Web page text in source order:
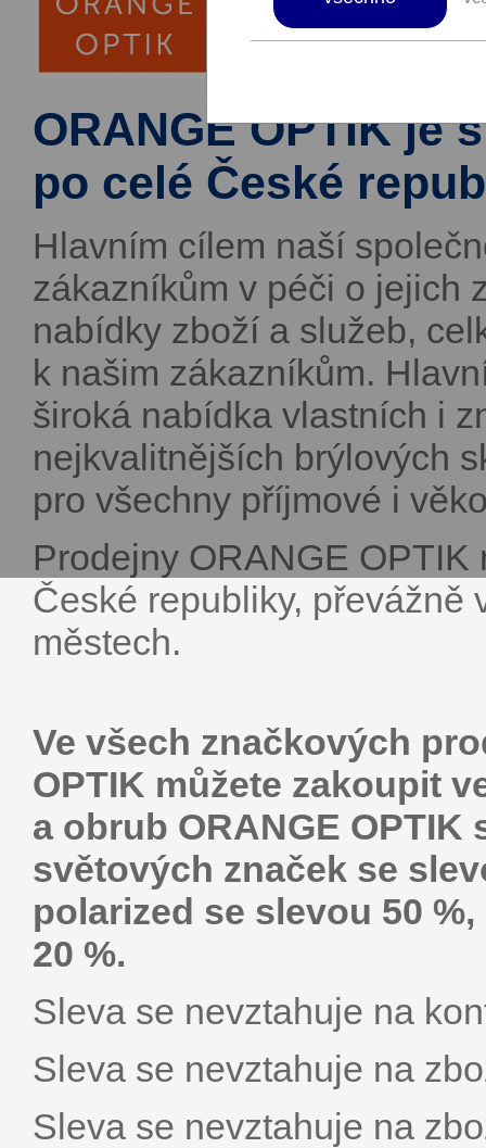
ORANGE OPTIK je
po celé České
Hlavním cílem naší
zákazníkům v péči o jejich
nabídky zboží a služeb,
k našim zákazníkům.
široká nabídka vlastních i
nejkvalitnějších brýlových
pro všechny příjmové i
Prodejny ORANGE
České republiky, převážně
městech.
Ve všech značkových
OPTIK můžete zakoupit
a obrub ORANGE
světových značek se
polarized se slevou 50
20 %.
Sleva se nevztahuje na
Sleva se nevztahuje na
Sleva se nevztahuje na